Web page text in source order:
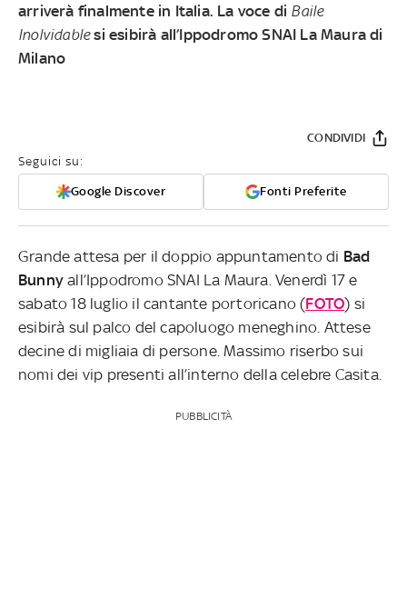
arriverà finalmente in Italia. La voce di Baile
Inolvidablesi esibirà all’Ippodromo SNAI La Maura di
Milano
Seguici su:
Google Discover Fonti Preferite
CONDIVIDI
Grande attesa per il doppio appuntamento di Bad
Bunny all’Ippodromo SNAI La Maura. Venerdì 17 e
sabato 18 luglio il cantante portoricano (FOTO) si
esibirà sul palco del capoluogo meneghino. Attese
decine di migliaia di persone. Massimo riserbo sui
nomi dei vip presenti all’interno della celebre Casita.
PUBBLICITÀ